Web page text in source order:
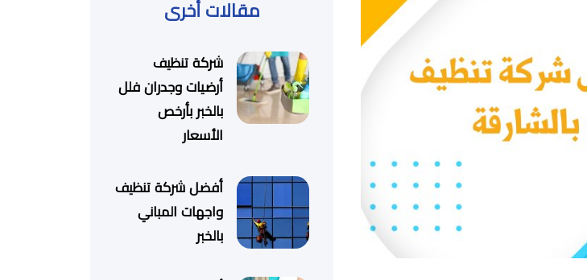
مقالات أخرى
شركة تنظيف
أرضيات وجدران فلل
بالخبر بأرخص
الأسعار
أفضل شركة تنظيف
واجهات المباني
بالخبر